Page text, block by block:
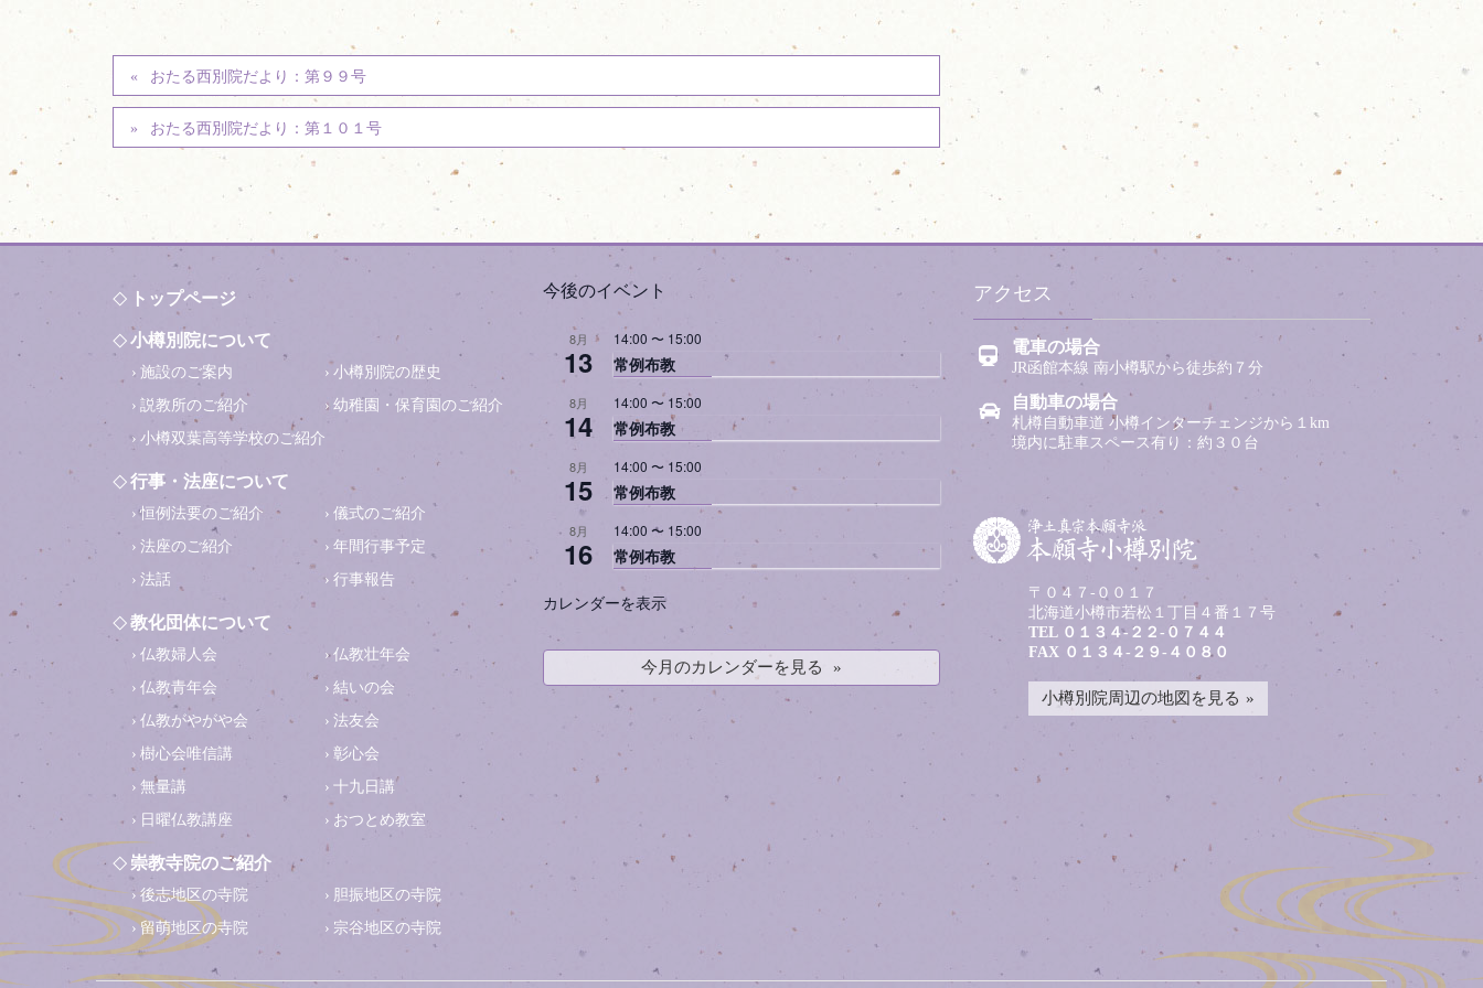
おたる西別院だより：第９９号
おたる西別院だより：第１０１号
トップページ
小樽別院について
施設のご案内
小樽別院の歴史
説教所のご紹介
幼稚園・保育園のご紹介
小樽双葉高等学校のご紹介
行事・法座について
恒例法要のご紹介
儀式のご紹介
法座のご紹介
年間行事予定
法話
行事報告
教化団体について
仏教婦人会
仏教壮年会
仏教青年会
結いの会
仏教がやがや会
法友会
樹心会唯信講
彰心会
無量講
十九日講
日曜仏教講座
おつとめ教室
崇教寺院のご紹介
後志地区の寺院
胆振地区の寺院
留萌地区の寺院
宗谷地区の寺院
今後のイベント
8月
13
14:00 〜 15:00
常例布教
8月
14
14:00 〜 15:00
常例布教
8月
15
14:00 〜 15:00
常例布教
8月
16
14:00 〜 15:00
常例布教
カレンダーを表示
今月のカレンダーを見る
アクセス
電車の場合
JR函館本線 南小樽駅から徒歩約７分
自動車の場合
札樽自動車道 小樽インターチェンジから１km
境内に駐車スペース有り：約３０台
〒０４７-００１７
北海道小樽市若松１丁目４番１７号
TEL ０１３４-２２-０７４４
FAX ０１３４-２９-４０８０
小樽別院周辺の地図を見る